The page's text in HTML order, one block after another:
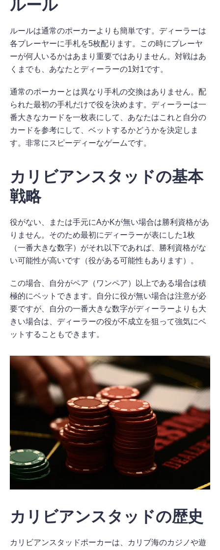
ルール
ルールは通常のポーカーよりも簡単です。ディーラーは
各プレーヤーに手札を5枚配ります。この時にプレーヤ
ーが何人いるかはあまり重要ではありません。対戦はあ
くまでも、あなたとディーラーの1対1です。
通常のポーカーとは異なり手札の交換はありません。配
られた最初の手札だけで役を決めます。ディーラーは一
番大きなカードを一枚表にして、あなたはこれと自分の
カードを参考にして、ベットするかどうかを決定しま
す。非常にスピーディーなゲームです。
カリビアンスタッドの基本
戦略
役がない、または手元にAかKが無い場合は勝利資格があ
りません。そのため最初にディーラーが表にした1枚
（一番大きな数字）がそれ以下であれば、勝利資格がな
い可能性が高いです（役がある可能性もあります）。
この場合、自分がペア（ワンペア）以上である場合は積
極的にベットできます。自分に役が無い場合は注意が必
要ですが、自分の一番大きな数字がディーラーよりも大
きい場合は、ディーラーの役が不成立を狙って強気にベ
ットすることもできます。
カリビアンスタッドの歴史
カリビアンスタッドポーカーは、カリブ海のカジノや遊